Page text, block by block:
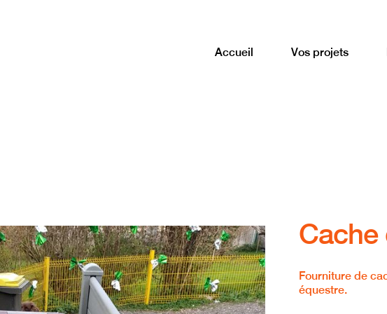
Accueil
Vos projets
Cache
Fourniture de
équestre.